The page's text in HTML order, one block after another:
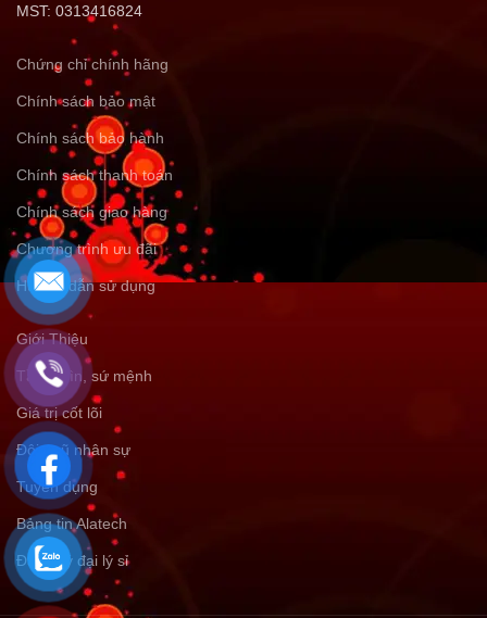
MST: 0313416824
Chứng chỉ chính hãng
Chính sách bảo mật
Chính sách bảo hành
Chính sách thanh toán
Chính sách giao hàng
Chương trình ưu đãi
Hướng dẫn sử dụng
Giới Thiệu
Tầm nhìn, sứ mệnh
Giá trị cốt lõi
Đội ngũ nhân sự
Tuyển dụng
Bảng tin Alatech
Đăng ký đại lý sỉ